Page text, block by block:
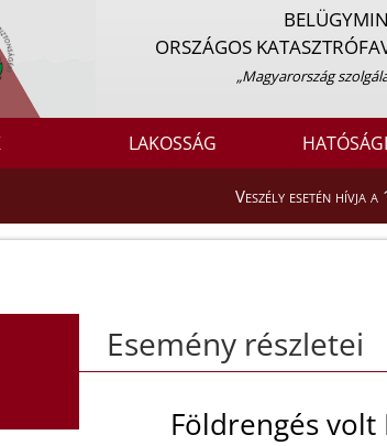
ORSZÁGOS
„Magyarország
LAKOSSÁG
Veszély esetén hívja
Esemény részletei
Földrengés volt